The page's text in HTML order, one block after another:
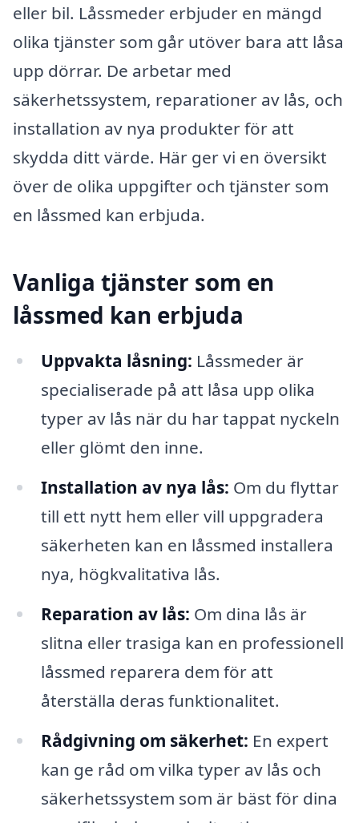
eller bil. Låssmeder erbjuder en mängd
olika tjänster som går utöver bara att låsa
upp dörrar. De arbetar med
säkerhetssystem, reparationer av lås, och
installation av nya produkter för att
skydda ditt värde. Här ger vi en översikt
över de olika uppgifter och tjänster som
en låssmed kan erbjuda.
Vanliga tjänster som en
låssmed kan erbjuda
Uppvakta låsning: Låssmeder är
specialiserade på att låsa upp olika
typer av lås när du har tappat nyckeln
eller glömt den inne.
Installation av nya lås: Om du flyttar
till ett nytt hem eller vill uppgradera
säkerheten kan en låssmed installera
nya, högkvalitativa lås.
Reparation av lås: Om dina lås är
slitna eller trasiga kan en professionell
låssmed reparera dem för att
återställa deras funktionalitet.
Rådgivning om säkerhet: En expert
kan ge råd om vilka typer av lås och
säkerhetssystem som är bäst för dina